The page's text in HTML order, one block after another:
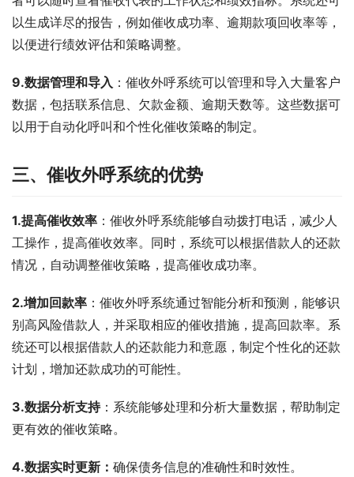
以生成详尽的报告，例如催收成功率、逾期款项回收率等，
以便进行绩效评估和策略调整。
9.数据管理和导入 ：催收外呼系统可以管理和导入大量客户
数据，包括联系信息、欠款金额、逾期天数等。这些数据可
以用于自动化呼叫和个性化催收策略的制定。
三、催收外呼系统的优势
1.提高催收效率 ：催收外呼系统能够自动拨打电话，减少人
工操作，提高催收效率。同时，系统可以根据借款人的还款
情况，自动调整催收策略，提高催收成功率。
2.增加回款率 ：催收外呼系统通过智能分析和预测，能够识
别高风险借款人，并采取相应的催收措施，提高回款率。系
统还可以根据借款人的还款能力和意愿，制定个性化的还款
计划，增加还款成功的可能性。
3.数据分析支持：系统能够处理和分析大量数据，帮助制定
更有效的催收策略。
4.数据实时更新： 确保债务信息的准确性和时效性。